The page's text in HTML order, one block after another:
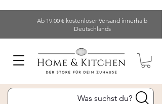
Ab 19.00 € kostenloser Versand innerhalb
Deutschlands
Was suchst du?